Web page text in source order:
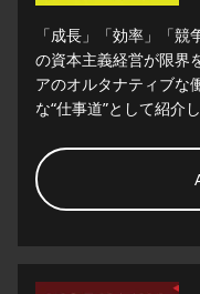
「成長」「効率」「
の資本主義経営が限界
アのオルタナティブな
な“仕事道”として紹介し